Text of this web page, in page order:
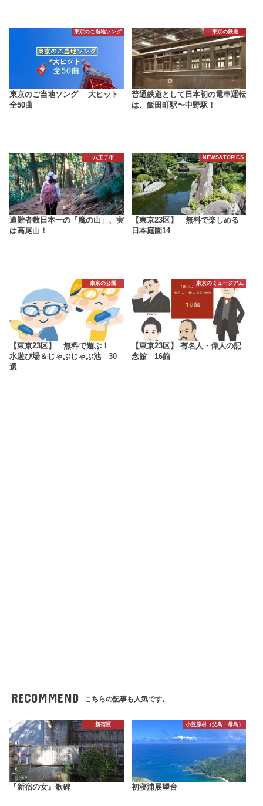
東京のご当地ソング
東京のご当地ソング 大ヒット
全50曲
東京の鉄道
普通鉄道として日本初の電車運転
は、飯田町駅〜中野駅！
八王子市
遭難者数日本一の「魔の山」、実
は高尾山！
NEWS&TOPICS
【東京23区】 無料で楽しめる
日本庭園14
東京の公園
【東京23区】 無料で遊ぶ！
水遊び場＆じゃぶじゃぶ池 30
選
東京のミュージアム
【東京23区】 有名人・偉人の記
念館 16館
RECOMMEND こちらの記事も人気です。
新宿区
『新宿の女』歌碑
小笠原村（父島・母島）
初寝浦展望台